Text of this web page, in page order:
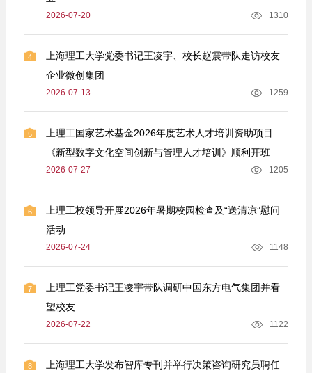
2026-07-20 1310
4
上海理工大学党委书记王凌宇、校长赵震带队走访校友
企业微创集团
2026-07-13 1259
5
上理工国家艺术基金2026年度艺术人才培训资助项目
《新型数字文化空间创新与管理人才培训》顺利开班
2026-07-27 1205
6
上理工校领导开展2026年暑期校园检查及“送清凉”慰问
活动
2026-07-24 1148
7
上理工党委书记王凌宇带队调研中国东方电气集团并看
望校友
2026-07-22 1122
8
上海理工大学发布智库专刊并举行决策咨询研究员聘任